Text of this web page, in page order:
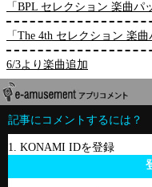
「BPL セレクション 楽曲パ
「The 4th セレクション 楽
6/3より楽曲追加
記事にコメントするには？
1. KONAMI IDを登録